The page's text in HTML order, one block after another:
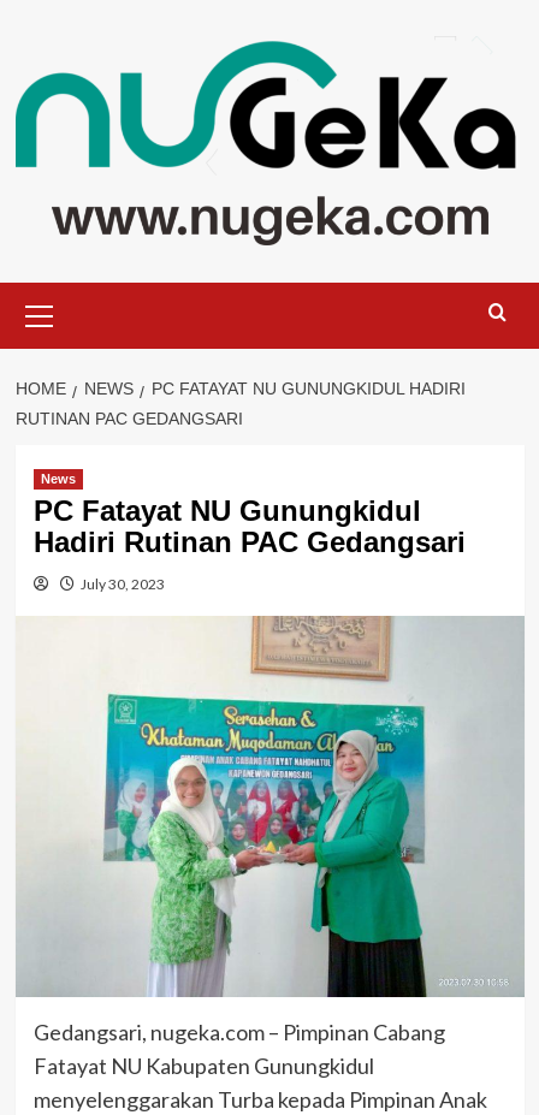
content
Menu
HOME NEWS
PC FATAYAT NU GUNUNGKIDUL HADIRI
RUTINAN PAC GEDANGSARI
News
PC Fatayat NU Gunungkidul
Hadiri Rutinan PAC Gedangsari
July 30, 2023
Gedangsari, nugeka.com – Pimpinan Cabang
Fatayat NU Kabupaten Gunungkidul
menyelenggarakan Turba kepada Pimpinan Anak